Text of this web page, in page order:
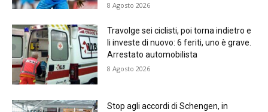
8 Agosto 2026
Travolge sei ciclisti, poi torna indietro e
li investe di nuovo: 6 feriti, uno è grave.
Arrestato automobilista
8 Agosto 2026
Stop agli accordi di Schengen, in